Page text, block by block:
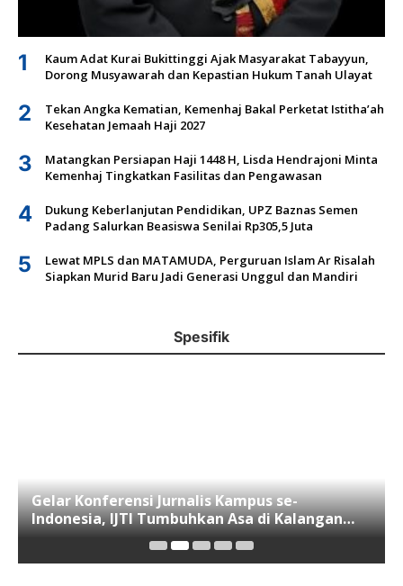
1
Kaum Adat Kurai Bukittinggi Ajak Masyarakat Tabayyun,
Dorong Musyawarah dan Kepastian Hukum Tanah Ulayat
2
Tekan Angka Kematian, Kemenhaj Bakal Perketat Istitha’ah
Kesehatan Jemaah Haji 2027
3
Matangkan Persiapan Haji 1448 H, Lisda Hendrajoni Minta
Kemenhaj Tingkatkan Fasilitas dan Pengawasan
4
Dukung Keberlanjutan Pendidikan, UPZ Baznas Semen
Padang Salurkan Beasiswa Senilai Rp305,5 Juta
5
Lewat MPLS dan MATAMUDA, Perguruan Islam Ar Risalah
Siapkan Murid Baru Jadi Generasi Unggul dan Mandiri
Spesifik
Gelar Konferensi Jurnalis Kampus se-
Indonesia, IJTI Tumbuhkan Asa di Kalangan
Jurnalis Muda di Era Disruspi Digital